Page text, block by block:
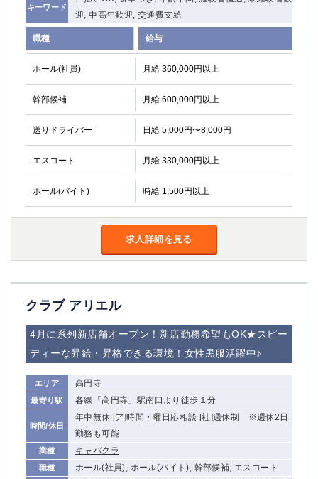
キーワード
迎, 中高年歓迎, 交通費支給
職種 給与
ホール(社員) 月給 360,000円以上
幹部候補 月給 600,000円以上
送りドライバー 日給 5,000円〜8,000円
エスコート 月給 330,000円以上
ホール(バイト) 時給 1,500円以上
求人詳細を見る
クラブ アリエル
4月に系列新店舗オープン！新店勤務希望もOK★スピー
ディーな昇給・昇格できる環境！女性黒服活躍中♪
エリア 高円寺
最寄り駅 各線「高円寺」駅南口より徒歩１分
時間/休日
年中無休 [ア]時間・曜日応相談 [社]週休制 ※週休2日
勤務も可能
業種 キャバクラ
職種 ホール(社員), ホール(バイト), 幹部候補, エスコート